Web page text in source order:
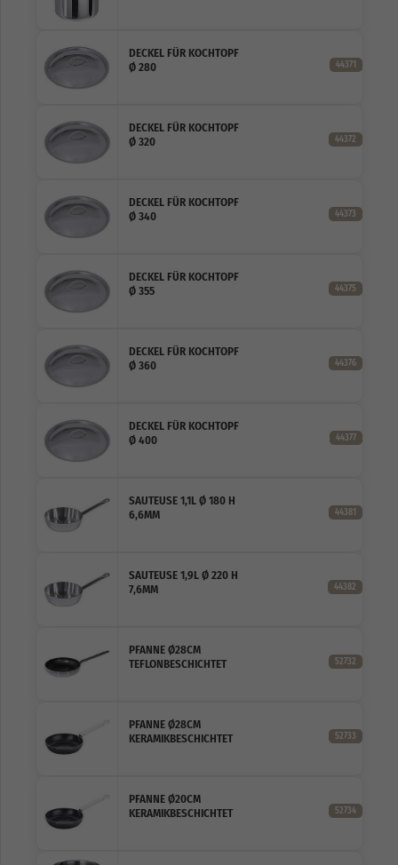
DECKEL FÜR KOCHTOPF
Ø 280
44371
DECKEL FÜR KOCHTOPF
Ø 320
44372
DECKEL FÜR KOCHTOPF
Ø 340
44373
DECKEL FÜR KOCHTOPF
Ø 355
44375
DECKEL FÜR KOCHTOPF
Ø 360
44376
DECKEL FÜR KOCHTOPF
Ø 400
44377
SAUTEUSE 1,1L Ø 180 H
6,6MM
44381
SAUTEUSE 1,9L Ø 220 H
7,6MM
44382
PFANNE Ø28CM
TEFLONBESCHICHTET
52732
PFANNE Ø28CM
KERAMIKBESCHICHTET
52733
PFANNE Ø20CM
KERAMIKBESCHICHTET
52734